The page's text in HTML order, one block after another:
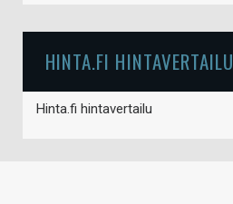
HINTA.FI HINTAVERTAILU
Hinta.fi hintavertailu